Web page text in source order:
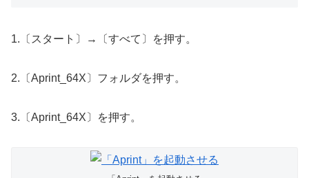
1.〔スタート〕→〔すべて〕を押す。
2.〔Aprint_64X〕フォルダを押す。
3.〔Aprint_64X〕を押す。